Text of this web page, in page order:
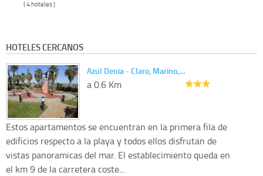
( 4 hoteles )
HOTELES CERCANOS
Azul Denia - Claro, Marino,…
a 0.6 Km
Estos apartamentos se encuentran en la primera fila de
edificios respecto a la playa y todos ellos disfrutan de
vistas panoramicas del mar. El establecimiento queda en
el km 9 de la carretera coste...